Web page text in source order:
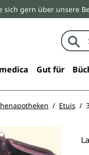
sich gern über unsere
Gut für
Etuis